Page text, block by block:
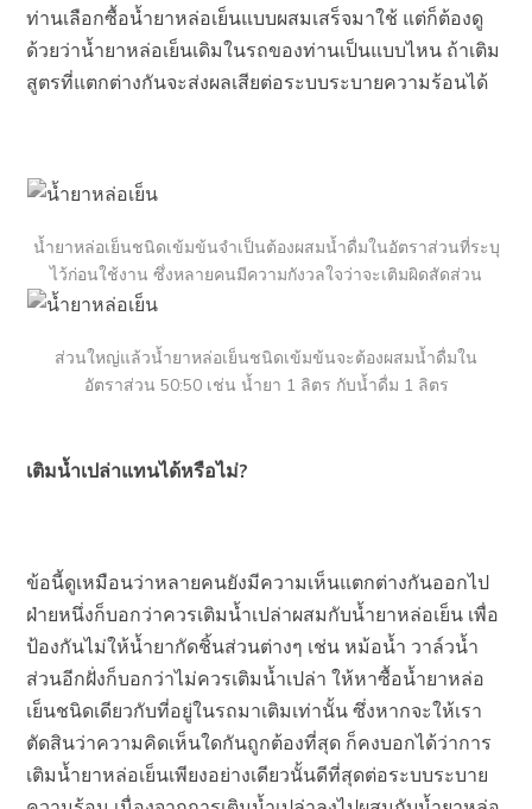
ท่านเลือกซื้อน้ำยาหล่อเย็นแบบผสมเสร็จมาใช้ แต่ก็ต้องดู
ด้วยว่าน้ำยาหล่อเย็นเดิมในรถของท่านเป็นแบบไหน ถ้าเติม
สูตรที่แตกต่างกันจะส่งผลเสียต่อระบบระบายความร้อนได้
น้ำยาหล่อเย็นชนิดเข้มข้นจำเป็นต้องผสมน้ำดื่มในอัตราส่วนที่ระบุ
ไว้ก่อนใช้งาน ซึ่งหลายคนมีความกังวลใจว่าจะเติมผิดสัดส่วน
ส่วนใหญ่แล้วน้ำยาหล่อเย็นชนิดเข้มข้นจะต้องผสมน้ำดื่มใน
อัตราส่วน 50:50 เช่น น้ำยา 1 ลิตร กับน้ำดื่ม 1 ลิตร
เติมน้ำเปล่าแทนได้หรือไม่?
ข้อนี้ดูเหมือนว่าหลายคนยังมีความเห็นแตกต่างกันออกไป
ฝ่ายหนึ่งก็บอกว่าควรเติมน้ำเปล่าผสมกับน้ำยาหล่อเย็น เพื่อ
ป้องกันไม่ให้น้ำยากัดชิ้นส่วนต่างๆ เช่น หม้อน้ำ วาล์วน้ำ
ส่วนอีกฝั่งก็บอกว่าไม่ควรเติมน้ำเปล่า ให้หาซื้อน้ำยาหล่อ
เย็นชนิดเดียวกับที่อยู่ในรถมาเติมเท่านั้น ซึ่งหากจะให้เรา
ตัดสินว่าความคิดเห็นใดกันถูกต้องที่สุด ก็คงบอกได้ว่าการ
เติมน้ำยาหล่อเย็นเพียงอย่างเดียวนั้นดีที่สุดต่อระบบระบาย